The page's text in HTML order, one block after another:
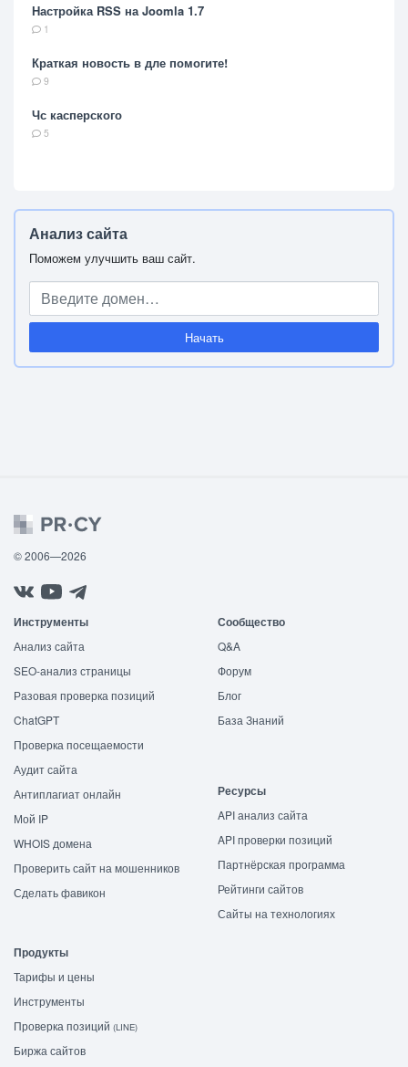
Настройка RSS на Joomla 1.7
1
Краткая новость в дле помогите!
9
Чс касперского
5
Анализ сайта
Поможем улучшить ваш сайт.
Начать
© 2006—2026
Инструменты
Анализ сайта
SEO-анализ страницы
Разовая проверка позиций
ChatGPT
Проверка посещаемости
Аудит сайта
Антиплагиат онлайн
Мой IP
WHOIS домена
Проверить сайт на мошенников
Сделать фавикон
Сообщество
Q&A
Форум
Блог
База Знаний
Ресурсы
API анализ сайта
API проверки позиций
Партнёрская программа
Рейтинги сайтов
Сайты на технологиях
Продукты
Тарифы и цены
Инструменты
Проверка позиций (LINE)
Биржа сайтов